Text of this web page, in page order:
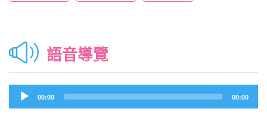
語音導覽
Audio
Player
00:00 00:00